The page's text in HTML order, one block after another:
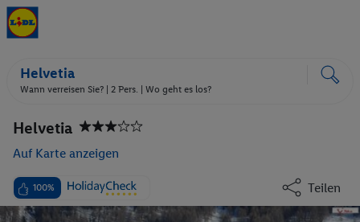
Helvetia
Wann verreisen Sie? | 2 Pers. | Wo geht es los?
Helvetia
Auf Karte anzeigen
100% Teilen